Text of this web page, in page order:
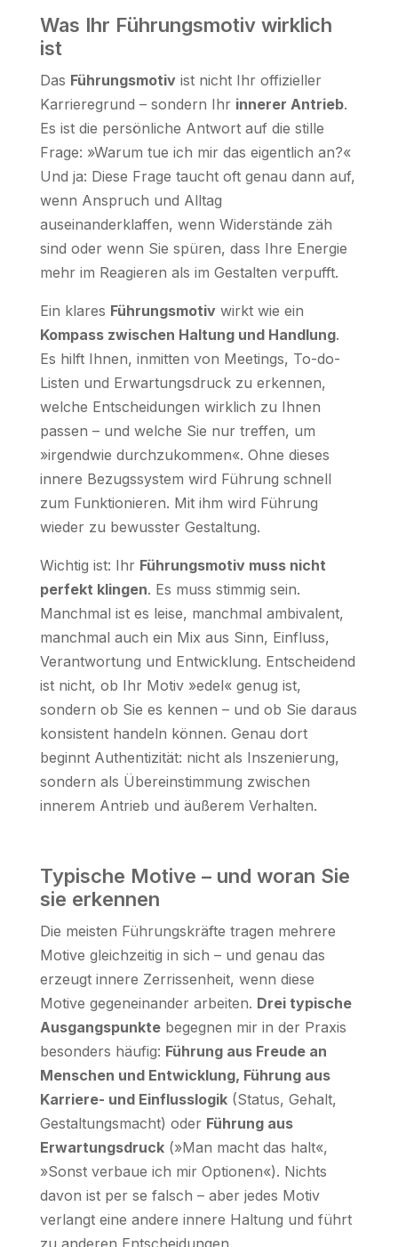
Was Ihr Führungsmotiv wirklich
ist
Das Führungsmotivist nicht Ihr offizieller
Karrieregrund – sondern Ihr innerer Antrieb.
Es ist die persönliche Antwort auf die stille
Frage: »Warum tue ich mir das eigentlich an?«
Und ja: Diese Frage taucht oft genau dann auf,
wenn Anspruch und Alltag
auseinanderklaffen, wenn Widerstände zäh
sind oder wenn Sie spüren, dass Ihre Energie
mehr im Reagieren als im Gestalten verpufft.
Ein klares Führungsmotivwirkt wie ein
Kompass zwischen Haltung und Handlung.
Es hilft Ihnen, inmitten von Meetings, To-do-
Listen und Erwartungsdruck zu erkennen,
welche Entscheidungen wirklich zu Ihnen
passen – und welche Sie nur treffen, um
»irgendwie durchzukommen«. Ohne dieses
innere Bezugssystem wird Führung schnell
zum Funktionieren. Mit ihm wird Führung
wieder zu bewusster Gestaltung.
Wichtig ist: Ihr Führungsmotiv muss nicht
perfekt klingen. Es muss stimmig sein.
Manchmal ist es leise, manchmal ambivalent,
manchmal auch ein Mix aus Sinn, Einfluss,
Verantwortung und Entwicklung. Entscheidend
ist nicht, ob Ihr Motiv »edel« genug ist,
sondern ob Sie es kennen – und ob Sie daraus
konsistent handeln können. Genau dort
beginnt Authentizität: nicht als Inszenierung,
sondern als Übereinstimmung zwischen
innerem Antrieb und äußerem Verhalten.
Typische Motive – und woran Sie
sie erkennen
Die meisten Führungskräfte tragen mehrere
Motive gleichzeitig in sich – und genau das
erzeugt innere Zerrissenheit, wenn diese
Motive gegeneinander arbeiten. Drei typische
Ausgangspunktebegegnen mir in der Praxis
besonders häufig: Führung aus Freude an
Menschen und Entwicklung, Führung aus
Karriere- und Einflusslogik(Status, Gehalt,
Gestaltungsmacht) oder Führung aus
Erwartungsdruck(»Man macht das halt«,
»Sonst verbaue ich mir Optionen«). Nichts
davon ist per se falsch – aber jedes Motiv
verlangt eine andere innere Haltung und führt
zu anderen Entscheidungen.